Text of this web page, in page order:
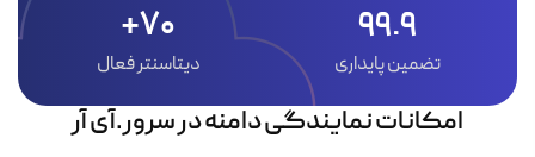
99.9
تضمین پایداری
70+
دیتاسنتر فعال
امکانات نمایندگی دامنه در سرور.آی آر